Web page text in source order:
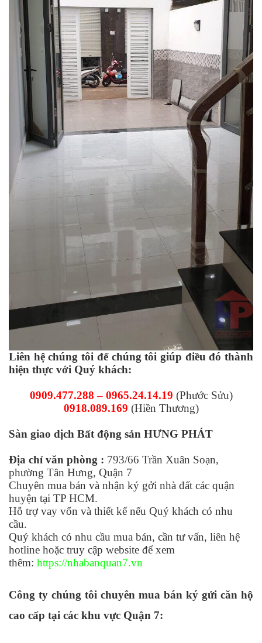
Liên hệ chúng tôi để chúng tôi giúp điều đó thành
hiện thực với Quý khách:
0909.477.288 – 0965.24.14.19 (Phước Sửu)
0918.089.169 (Hiền Thương)
Sàn giao dịch Bất động sản HƯNG PHÁT
Địa chỉ văn phòng : 793/66 Trần Xuân Soạn,
phường Tân Hưng, Quận 7
Chuyên mua bán và nhận ký gởi nhà đất các quận
huyện tại TP HCM.
Hỗ trợ vay vốn và thiết kế nếu Quý khách có nhu
cầu.
Quý khách có nhu cầu mua bán, cần tư vấn, liên hệ
hotline hoặc truy cập website để xem
thêm: https://nhabanquan7.vn
Công ty chúng tôi chuyên mua bán ký gửi căn hộ
cao cấp tại các khu vực Quận 7: